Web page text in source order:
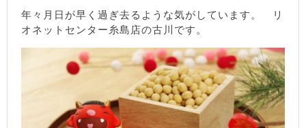
年々月日が早く過ぎ去るような気がしています。 リ
オネットセンター糸島店の古川です。